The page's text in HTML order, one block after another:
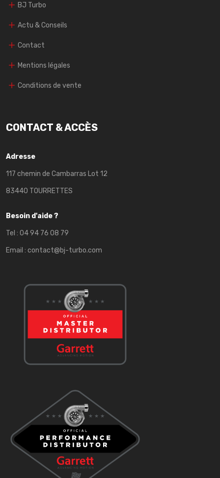
BJ Turbo
Actu & Conseils
Contact
Mentions légales
Conditions de vente
CONTACT & ACCÈS
Adresse
117 chemin de Cambarras Lot 12
83440 TOURRETTES
Besoin d'aide ?
Tel : 04 94 76 08 79
Email : contact@bj-turbo.com